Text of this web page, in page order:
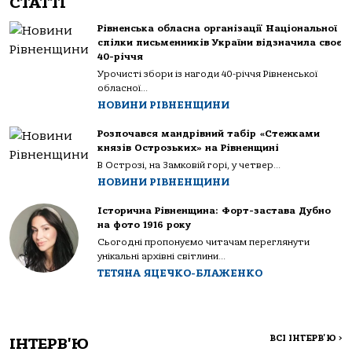
Рівненська обласна організації Національної
спілки письменників України відзначила своє
40-річчя
Урочисті збори із нагоди 40-річчя Рівненської
обласної...
НОВИНИ РІВНЕНЩИНИ
Розпочався мандрівний табір «Стежками
князів Острозьких» на Рівненщині
В Острозі, на Замковій горі, у четвер...
НОВИНИ РІВНЕНЩИНИ
Історична Рівненщина: Форт-застава Дубно
на фото 1916 року
Сьогодні пропонуємо читачам переглянути
унікальні архівні світлини...
ТЕТЯНА ЯЦЕЧКО-БЛАЖЕНКО
ІНТЕРВ'Ю ВСІ ІНТЕРВ'Ю >